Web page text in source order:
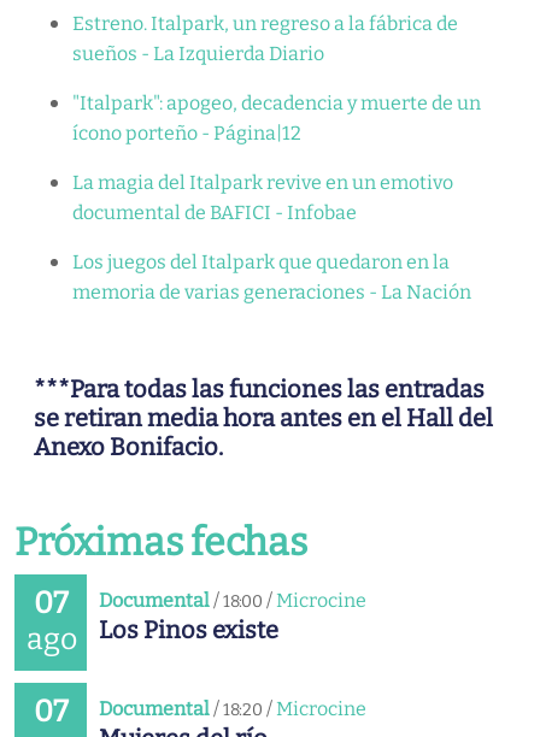
Estreno. Italpark, un regreso a la fábrica de
sueños - La Izquierda Diario
"Italpark": apogeo, decadencia y muerte de un
ícono porteño - Página|12
La magia del Italpark revive en un emotivo
documental de BAFICI - Infobae
Los juegos del Italpark que quedaron en la
memoria de varias generaciones - La Nación
***Para todas las funciones las entradas
se retiran media hora antes en el Hall del
Anexo Bonifacio.
Próximas fechas
07
ago
Documental/18:00 /Microcine
Los Pinos existe
07
Documental/18:20 /Microcine